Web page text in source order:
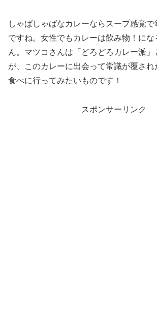
しゃばしゃばなカレーならスープ感覚で
ですね。女性でもカレーは飲み物！に
ん。マツコさんは「どろどろカレー派」
が、このカレーに出会って常識が覆され
食べに行ってみたいものです！
スポンサーリンク